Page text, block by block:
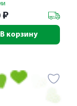
₽
В корзину